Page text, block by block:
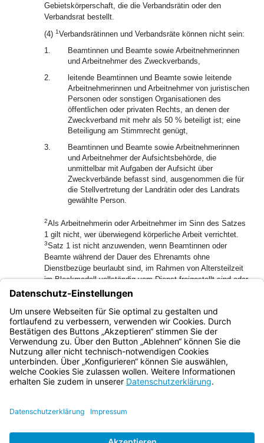
Gebietskörperschaft, die die Verbandsrätin oder den
Verbandsrat bestellt.
(4) 1Verbandsrätinnen und Verbandsräte können nicht sein:
1.
Beamtinnen und Beamte sowie Arbeitnehmerinnen
und Arbeitnehmer des Zweckverbands,
2.
leitende Beamtinnen und Beamte sowie leitende
Arbeitnehmerinnen und Arbeitnehmer von juristischen
Personen oder sonstigen Organisationen des
öffentlichen oder privaten Rechts, an denen der
Zweckverband mit mehr als 50 % beteiligt ist; eine
Beteiligung am Stimmrecht genügt,
3.
Beamtinnen und Beamte sowie Arbeitnehmerinnen
und Arbeitnehmer der Aufsichtsbehörde, die
unmittelbar mit Aufgaben der Aufsicht über
Zweckverbände befasst sind, ausgenommen die für
die Stellvertretung der Landrätin oder des Landrats
gewählte Person.
2Als Arbeitnehmerin oder Arbeitnehmer im Sinn des Satzes
1 gilt nicht, wer überwiegend körperliche Arbeit verrichtet.
3Satz 1 ist nicht anzuwenden, wenn Beamtinnen oder
Beamte während der Dauer des Ehrenamts ohne
Dienstbezüge beurlaubt sind, im Rahmen von Altersteilzeit
im Blockmodell vollständig vom Dienst freigestellt sind oder
wenn ihre Rechte und Pflichten aus dem Dienstverhältnis
wegen der Wahl in eine gesetzgebende Körperschaft ruhen;
das gilt für Arbeitnehmerinnen und Arbeitnehmer
entsprechend.
Bayern.de
BayernPortal
Impressum